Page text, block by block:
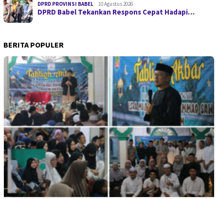
DPRD PROVINSI BABEL 10 Agustus 2026
DPRD Babel Tekankan Respons Cepat Hadapi…
BERITA POPULER